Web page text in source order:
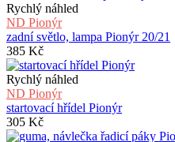
Rychlý náhled
ND Pionýr
zadní světlo, lampa Pionýr 20/21
385 Kč
Rychlý náhled
ND Pionýr
startovací hřídel Pionýr
305 Kč